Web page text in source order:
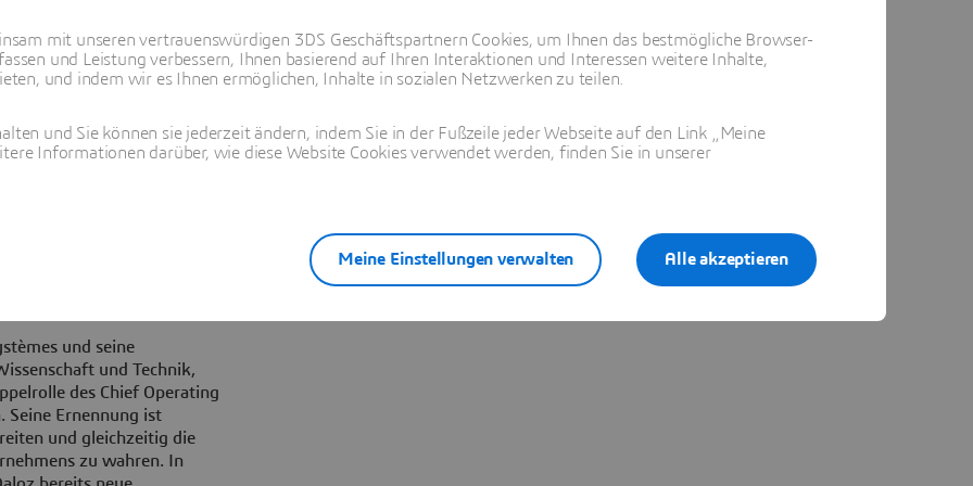
werden, um die
Pascal Daloz
eine Funktion, die er
leiten. Diese neue
des Unternehmens
Life Sciences
Infrastruktur und Städte.
operativer Ebene für alle
Dies umfasst die
die weltweite
und seine
und Technik,
des Chief Operating
Seine Ernennung ist
und gleichzeitig die
zu wahren. In
mit unseren vertrauenswürdigen 3DS Geschäftspartnern Cookies, um Ihnen das bestmögliche Browser-
und Leistung verbessern, Ihnen basierend auf Ihren Interaktionen und Interessen weitere Inhalte,
und indem wir es Ihnen ermöglichen, Inhalte in sozialen Netzwerken zu teilen.
und Sie können sie jederzeit ändern, indem Sie in der Fußzeile jeder Webseite auf den Link „Meine
Informationen darüber, wie diese Website Cookies verwendet werden, finden Sie in unserer
Alle akzeptieren
Meine Einstellungen verwalten